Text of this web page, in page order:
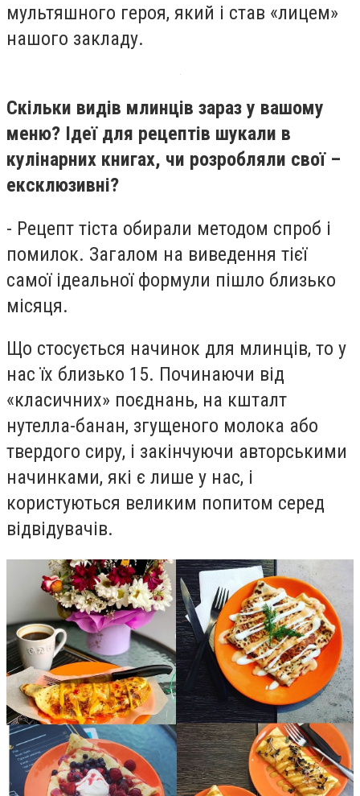
мультяшного героя, який і став «лицем»
нашого закладу.
Скільки видів млинців зараз у вашому
меню? Ідеї для рецептів шукали в
кулінарних книгах, чи розробляли свої –
ексклюзивні?
- Рецепт тіста обирали методом спроб і
помилок. Загалом на виведення тієї
самої ідеальної формули пішло близько
місяця.
Що стосується начинок для млинців, то у
нас їх близько 15. Починаючи від
«класичних» поєднань, на кшталт
нутелла-банан, згущеного молока або
твердого сиру, і закінчуючи авторськими
начинками, які є лише у нас, і
користуються великим попитом серед
відвідувачів.